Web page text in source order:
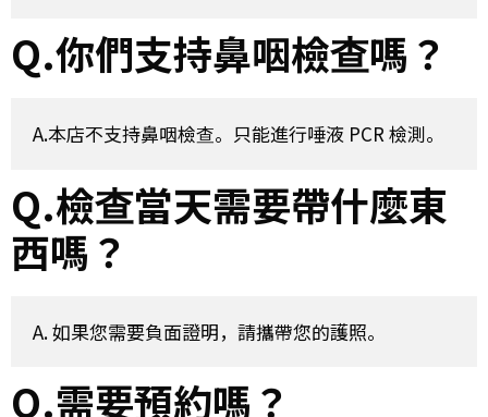
Q.你們支持鼻咽檢查嗎？
A.本店不支持鼻咽檢查。只能進行唾液 PCR 檢測。
Q.檢查當天需要帶什麼東
西嗎？
Q.需要預約嗎？